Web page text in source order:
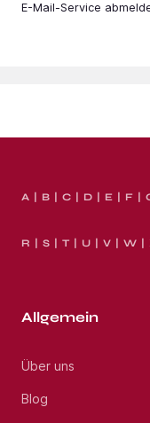
E-Mail-Service
A B C D E F
R S T U V W
Allgemein
Über uns
Blog